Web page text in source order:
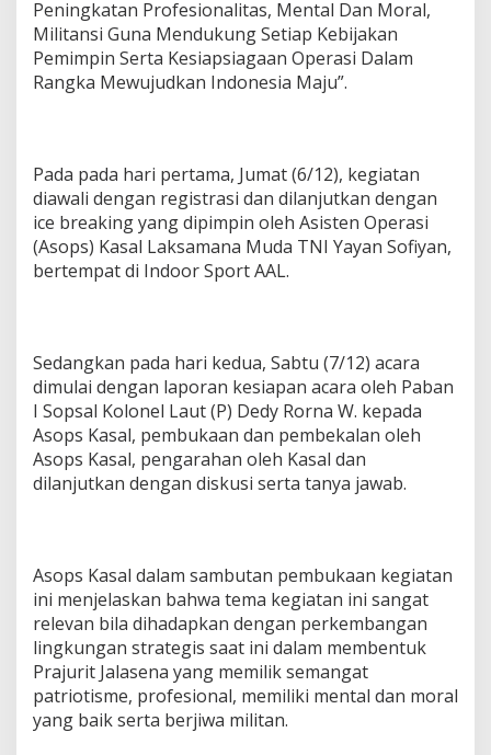
Peningkatan Profesionalitas, Mental Dan Moral,
Militansi Guna Mendukung Setiap Kebijakan
Pemimpin Serta Kesiapsiagaan Operasi Dalam
Rangka Mewujudkan Indonesia Maju”.
Pada pada hari pertama, Jumat (6/12), kegiatan
diawali dengan registrasi dan dilanjutkan dengan
ice breaking yang dipimpin oleh Asisten Operasi
(Asops) Kasal Laksamana Muda TNI Yayan Sofiyan,
bertempat di Indoor Sport AAL.
Sedangkan pada hari kedua, Sabtu (7/12) acara
dimulai dengan laporan kesiapan acara oleh Paban
I Sopsal Kolonel Laut (P) Dedy Rorna W. kepada
Asops Kasal, pembukaan dan pembekalan oleh
Asops Kasal, pengarahan oleh Kasal dan
dilanjutkan dengan diskusi serta tanya jawab.
Asops Kasal dalam sambutan pembukaan kegiatan
ini menjelaskan bahwa tema kegiatan ini sangat
relevan bila dihadapkan dengan perkembangan
lingkungan strategis saat ini dalam membentuk
Prajurit Jalasena yang memilik semangat
patriotisme, profesional, memiliki mental dan moral
yang baik serta berjiwa militan.